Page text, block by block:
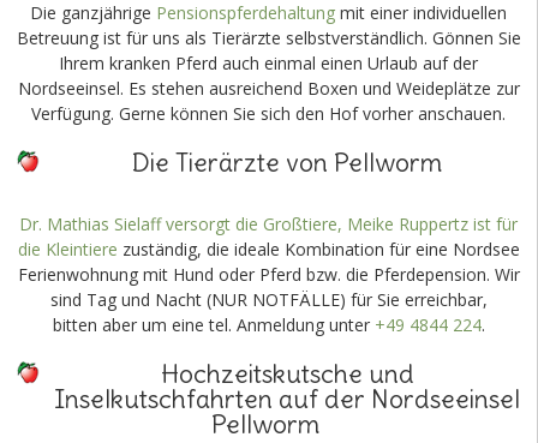
Die ganzjährige Pensionspferdehaltung mit einer individuellen
Betreuung ist für uns als Tierärzte selbstverständlich. Gönnen Sie
Ihrem kranken Pferd auch einmal einen Urlaub auf der
Nordseeinsel. Es stehen ausreichend Boxen und Weideplätze zur
Verfügung. Gerne können Sie sich den Hof vorher anschauen.
Die Tierärzte von Pellworm
Dr. Mathias Sielaff versorgt die Großtiere, Meike Ruppertz ist für
die Kleintiere zuständig, die ideale Kombination für eine Nordsee
Ferienwohnung mit Hund oder Pferd bzw. die Pferdepension. Wir
sind Tag und Nacht (NUR NOTFÄLLE) für Sie erreichbar,
bitten aber um eine tel. Anmeldung unter +49 4844 224.
Hochzeitskutsche und
Inselkutschfahrten auf der Nordseeinsel
Pellworm